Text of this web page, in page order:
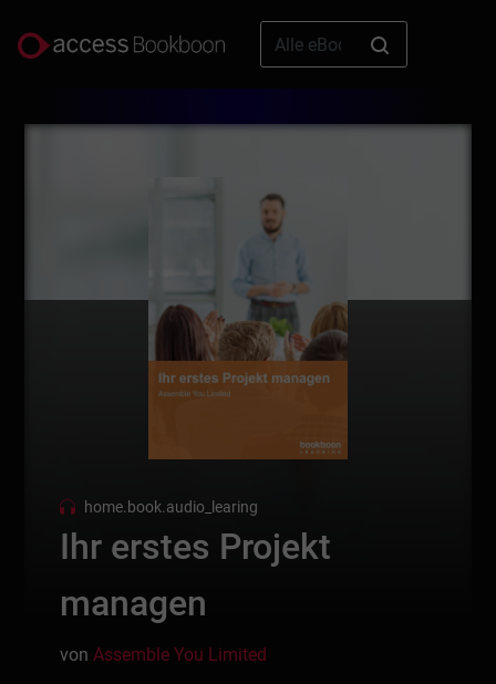
home.book.audio_learing
Ihr erstes Projekt
managen
vonAssemble You Limited